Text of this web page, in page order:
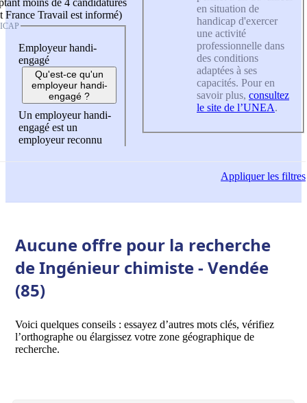
France Travail est informé)
Employeur handi-
engagé
Qu'est-ce qu'un
employeur handi-
engagé ?
Un employeur handi-
engagé est un
employeur reconnu
en situation de
handicap d'exercer
une activité
professionnelle dans
des conditions
adaptées à ses
capacités. Pour en
savoir plus, consultez
le site de l’UNEA.
Appliquerles filtres
Aucune offre pour la recherche
de Ingénieur chimiste - Vendée
(85)
Voici quelques conseils : essayez d’autres mots clés, vérifiez
l’orthographe ou élargissez votre zone géographique de
recherche.